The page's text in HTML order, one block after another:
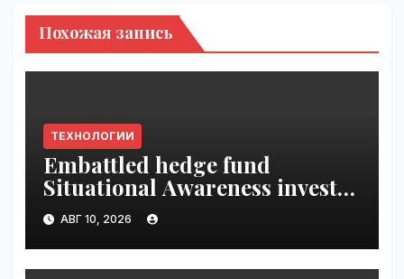
Похожая запись
ТЕХНОЛОГИИ
Embattled hedge fund
Situational Awareness invests
$400M in chip startup Source
Foundry | VseTime.ru
АВГ 10, 2026